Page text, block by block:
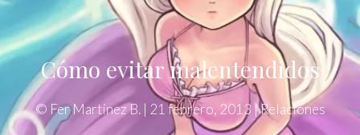
Cómo evitar malentendidos
© Fer Martínez B.| 21 febrero, 2013 |Relaciones